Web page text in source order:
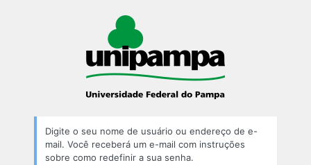
Digite o seu nome de usuário ou endereço de e-
mail. Você receberá um e-mail com instruções
sobre como redefinir a sua senha.